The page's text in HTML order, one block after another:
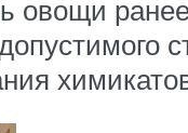
овощи